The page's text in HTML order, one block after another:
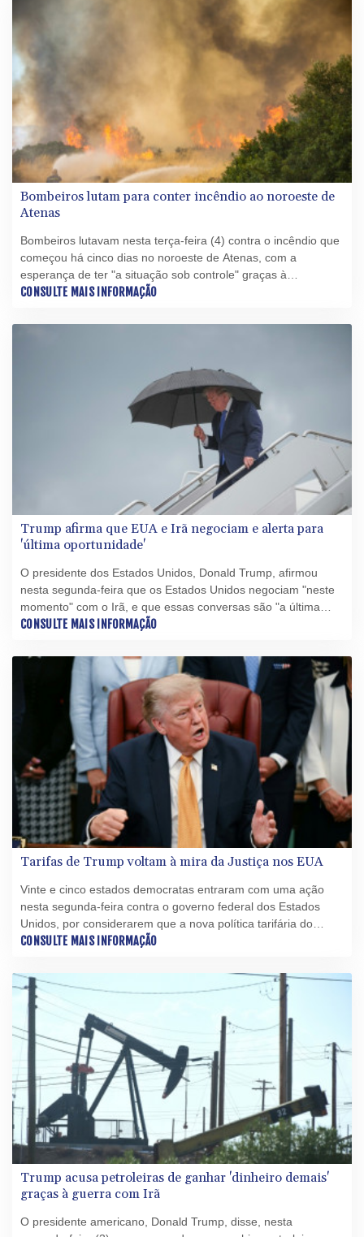
Bombeiros lutam para conter incêndio ao noroeste de
Atenas
Bombeiros lutavam nesta terça-feira (4) contra o incêndio que
começou há cinco dias no noroeste de Atenas, com a
esperança de ter "a situação sob controle" graças à
diminuição dos ventos, o que permite o uso de aviões-tanque.
CONSULTE MAIS INFORMAÇÃO
Trump afirma que EUA e Irã negociam e alerta para
'última oportunidade'
O presidente dos Estados Unidos, Donald Trump, afirmou
nesta segunda-feira que os Estados Unidos negociam "neste
momento" com o Irã, e que essas conversas são "a última
oportunidade antes da decapitação" da república islâmica.
CONSULTE MAIS INFORMAÇÃO
Tarifas de Trump voltam à mira da Justiça nos EUA
Vinte e cinco estados democratas entraram com uma ação
nesta segunda-feira contra o governo federal dos Estados
Unidos, por considerarem que a nova política tarifária do
presidente Donald Trump excede seus poderes.
CONSULTE MAIS INFORMAÇÃO
Trump acusa petroleiras de ganhar 'dinheiro demais'
graças à guerra com Irã
O presidente americano, Donald Trump, disse, nesta